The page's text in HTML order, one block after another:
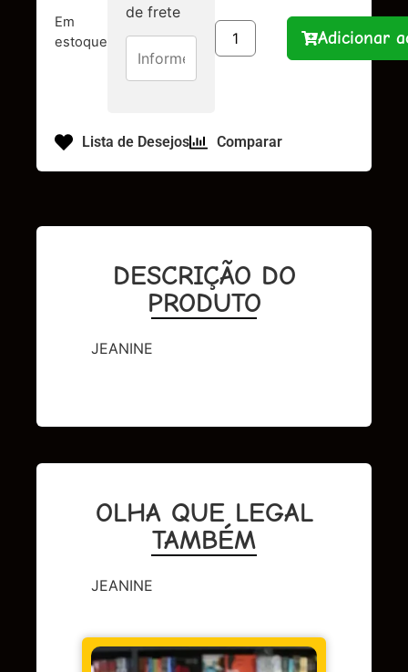
Em
estoque
de frete
Adicionar
Lista de Desejos Comparar
DESCRIÇÃO DO
PRODUTO
JEANINE
OLHA QUE LEGAL
TAMBÉM
JEANINE